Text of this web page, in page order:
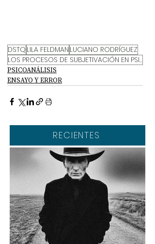
DSTQ LILA FELDMAN LUCIANO RODRÍGUEZ
LOS PROCESOS DE SUBJETIVACIÓN EN PSICOANÁLISIS
PSICOANÁLISIS
ENSAYO Y ERROR
RECIENTES